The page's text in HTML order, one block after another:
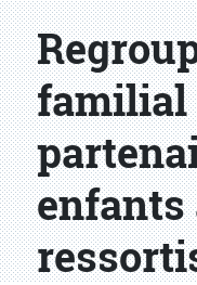
familial
enfants